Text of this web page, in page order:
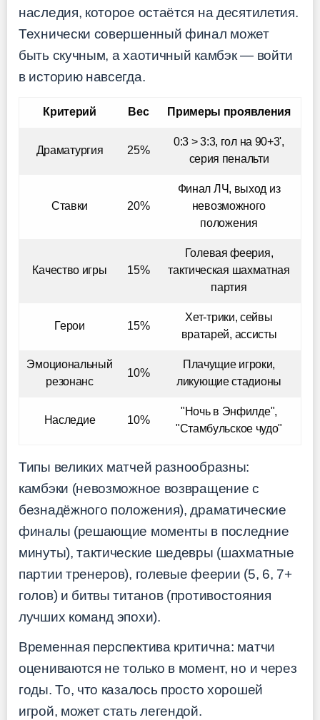
наследия, которое остаётся на десятилетия.
Технически совершенный финал может
быть скучным, а хаотичный камбэк — войти
в историю навсегда.
Критерий Вес Примеры проявления
Драматургия 25%
0:3 > 3:3, гол на 90+3',
серия пенальти
Ставки 20%
Финал ЛЧ, выход из
невозможного
положения
Качество игры 15%
Голевая феерия,
тактическая шахматная
партия
Герои 15%
Хет-трики, сейвы
вратарей, ассисты
Эмоциональный
резонанс
10%
Плачущие игроки,
ликующие стадионы
Наследие 10%
"Ночь в Энфилде",
"Стамбульское чудо"
Типы великих матчей разнообразны:
камбэки (невозможное возвращение с
безнадёжного положения), драматические
финалы (решающие моменты в последние
минуты), тактические шедевры (шахматные
партии тренеров), голевые феерии (5, 6, 7+
голов) и битвы титанов (противостояния
лучших команд эпохи).
Временная перспектива критична: матчи
оцениваются не только в момент, но и через
годы. То, что казалось просто хорошей
игрой, может стать легендой.